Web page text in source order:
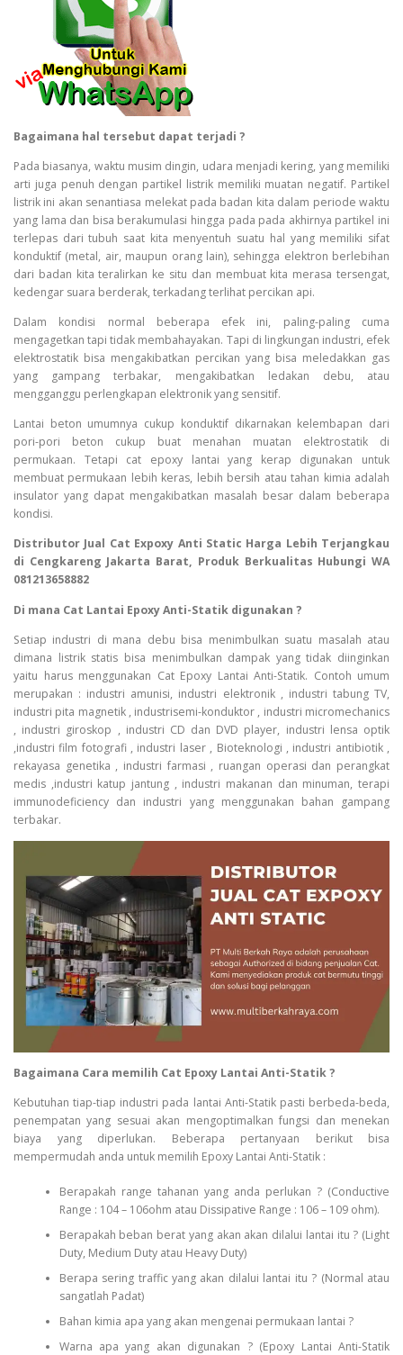
Bagaimana hal tersebut dapat terjadi ?
Pada biasanya, waktu musim dingin, udara menjadi kering, yang memiliki
arti juga penuh dengan partikel listrik memiliki muatan negatif. Partikel
listrik ini akan senantiasa melekat pada badan kita dalam periode waktu
yang lama dan bisa berakumulasi hingga pada pada akhirnya partikel ini
terlepas dari tubuh saat kita menyentuh suatu hal yang memiliki sifat
konduktif (metal, air, maupun orang lain), sehingga elektron berlebihan
dari badan kita teralirkan ke situ dan membuat kita merasa tersengat,
kedengar suara berderak, terkadang terlihat percikan api.
Dalam kondisi normal beberapa efek ini, paling-paling cuma
mengagetkan tapi tidak membahayakan. Tapi di lingkungan industri, efek
elektrostatik bisa mengakibatkan percikan yang bisa meledakkan gas
yang gampang terbakar, mengakibatkan ledakan debu, atau
mengganggu perlengkapan elektronik yang sensitif.
Lantai beton umumnya cukup konduktif dikarnakan kelembapan dari
pori-pori beton cukup buat menahan muatan elektrostatik di
permukaan. Tetapi cat epoxy lantai yang kerap digunakan untuk
membuat permukaan lebih keras, lebih bersih atau tahan kimia adalah
insulator yang dapat mengakibatkan masalah besar dalam beberapa
kondisi.
Distributor Jual Cat Expoxy Anti Static Harga Lebih Terjangkau
di Cengkareng Jakarta Barat, Produk Berkualitas Hubungi WA
081213658882
Di mana Cat Lantai Epoxy Anti-Statik digunakan ?
Setiap industri di mana debu bisa menimbulkan suatu masalah atau
dimana listrik statis bisa menimbulkan dampak yang tidak diinginkan
yaitu harus menggunakan Cat Epoxy Lantai Anti-Statik. Contoh umum
merupakan : industri amunisi, industri elektronik , industri tabung TV,
industri pita magnetik , industrisemi-konduktor , industri micromechanics
, industri giroskop , industri CD dan DVD player, industri lensa optik
,industri film fotografi , industri laser , Bioteknologi , industri antibiotik ,
rekayasa genetika , industri farmasi , ruangan operasi dan perangkat
medis ,industri katup jantung , industri makanan dan minuman, terapi
immunodeficiency dan industri yang menggunakan bahan gampang
terbakar.
Bagaimana Cara memilih Cat Epoxy Lantai Anti-Statik ?
Kebutuhan tiap-tiap industri pada lantai Anti-Statik pasti berbeda-beda,
penempatan yang sesuai akan mengoptimalkan fungsi dan menekan
biaya yang diperlukan. Beberapa pertanyaan berikut bisa
mempermudah anda untuk memilih Epoxy Lantai Anti-Statik :
Berapakah range tahanan yang anda perlukan ? (Conductive
Range : 104 – 106ohm atau Dissipative Range : 106 – 109 ohm).
Berapakah beban berat yang akan akan dilalui lantai itu ? (Light
Duty, Medium Duty atau Heavy Duty)
Berapa sering traffic yang akan dilalui lantai itu ? (Normal atau
sangatlah Padat)
Bahan kimia apa yang akan mengenai permukaan lantai ?
Warna apa yang akan digunakan ? (Epoxy Lantai Anti-Statik